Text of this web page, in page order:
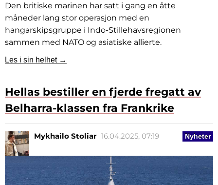
Den britiske marinen har satt i gang en åtte
måneder lang stor operasjon med en
hangarskipsgruppe i Indo-Stillehavsregionen
sammen med NATO og asiatiske allierte.
Les i sin helhet →
Hellas bestiller en fjerde fregatt av
Belharra-klassen fra Frankrike
Nyheter
Mykhailo Stoliar 16.04.2025, 07:19